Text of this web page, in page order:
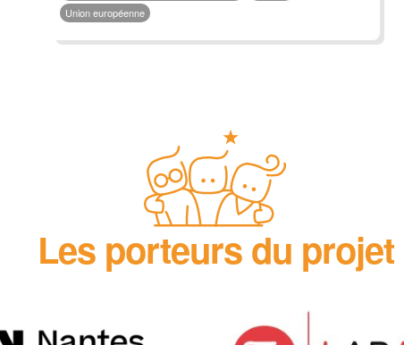
Union européenne
Les porteurs du projet